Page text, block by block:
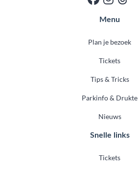
Menu
Plan je bezoek
Tickets
Tips & Tricks
Parkinfo & Drukte
Nieuws
Snelle links
Tickets